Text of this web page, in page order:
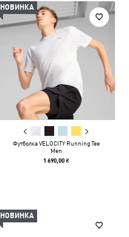
НОВИНКА
Футболка VELOCITY Running Tee
Men
1 690,00 ₴
НОВИНКА